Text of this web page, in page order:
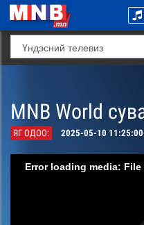
MNB World
ЯГ ОДОО: 2025-05-10
Error loading media: